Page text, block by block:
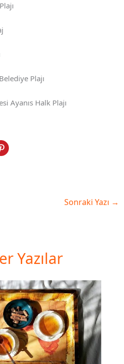
Plajı
Ayanıs Halk Plajı
Sonraki Yazı →
Yazılar